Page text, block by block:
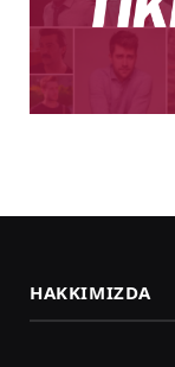
HAKKIMIZDA